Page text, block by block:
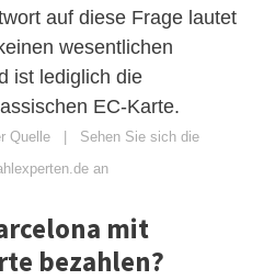
auf diese Frage lautet
wesentlichen
ist lediglich die
EC-Karte.
Quelle | Sehen Sie sich die
an
mit
bezahlen?